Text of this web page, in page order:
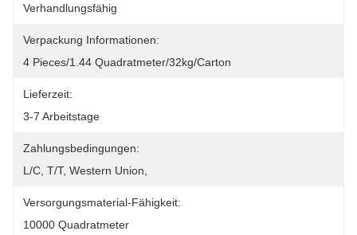
Verhandlungsfähig
Verpackung Informationen:
4 Pieces/1.44 Quadratmeter/32kg/carton
Lieferzeit:
3-7 Arbeitstage
Zahlungsbedingungen:
L/C, T/T, Western Union,
Versorgungsmaterial-Fähigkeit:
10000 Quadratmeter